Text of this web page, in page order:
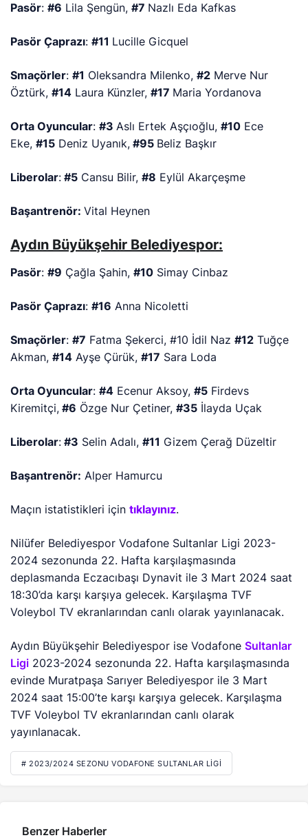
Pasör:#6 Lila Şengün,#7 Nazlı Eda Kafkas
Pasör Çaprazı:#11 Lucille Gicquel
Smaçörler:#1 Oleksandra Milenko,#2 Merve Nur
Öztürk,#14 Laura Künzler,#17 Maria Yordanova
Orta Oyuncular:#3Aslı Ertek Aşçıoğlu,#10 Ece
Eke,#15 Deniz Uyanık, #95 Beliz Başkır
Liberolar: #5 Cansu Bilir,#8 Eylül Akarçeşme
Başantrenör:Vital Heynen
Aydın Büyükşehir Belediyespor:
Pasör:#9 Çağla Şahin,#10 Simay Cinbaz
Pasör Çaprazı:#16 Anna Nicoletti
Smaçörler:#7 Fatma Şekerci, #10 İdil Naz#12 Tuğçe
Akman,#14 Ayşe Çürük,#17 Sara Loda
Orta Oyuncular:#4 Ecenur Aksoy,#5 Firdevs
Kiremitçi, #6 Özge Nur Çetiner,#35 İlayda Uçak
Liberolar: #3 Selin Adalı,#11 Gizem Çerağ Düzeltir
Başantrenör: Alper Hamurcu
Maçın istatistikleri içintıklayınız.
Nilüfer Belediyespor Vodafone Sultanlar Ligi 2023-
2024 sezonunda 22. Hafta karşılaşmasında
deplasmanda Eczacıbaşı Dynavit ile 3 Mart 2024 saat
18:30’da karşı karşıya gelecek. Karşılaşma TVF
Voleybol TV ekranlarından canlı olarak yayınlanacak.
Aydın Büyükşehir Belediyespor ise VodafoneSultanlar
Ligi 2023-2024 sezonunda 22. Hafta karşılaşmasında
evinde Muratpaşa Sarıyer Belediyespor ile 3 Mart
2024 saat 15:00’te karşı karşıya gelecek. Karşılaşma
TVF Voleybol TV ekranlarından canlı olarak
yayınlanacak.
# 2023/2024 SEZONU VODAFONE SULTANLAR LIGI
Benzer Haberler